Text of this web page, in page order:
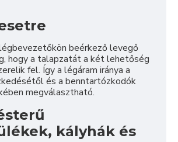
beérkező levegő
hogy a talapzatát a két lehetőség
fel. Így a légáram iránya a
és a benntartózkodók
megválasztható.
kályhák és